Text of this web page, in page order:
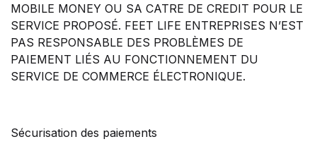
MOBILE MONEY OU SA CATRE DE CREDIT POUR LE
SERVICE PROPOSÉ. FEET LIFE ENTREPRISES N’EST
PAS RESPONSABLE DES PROBLÈMES DE
PAIEMENT LIÉS AU FONCTIONNEMENT DU
SERVICE DE COMMERCE ÉLECTRONIQUE.
Sécurisation des paiements